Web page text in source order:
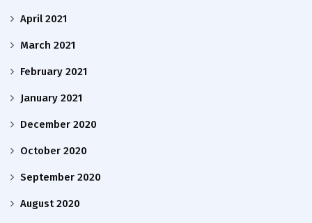
April 2021
March 2021
February 2021
January 2021
December 2020
October 2020
September 2020
August 2020